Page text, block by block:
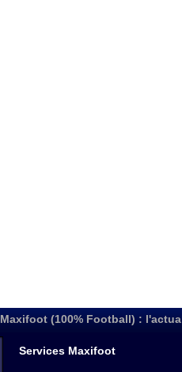
Maxifoot (100% Football) :
Services Maxifoot